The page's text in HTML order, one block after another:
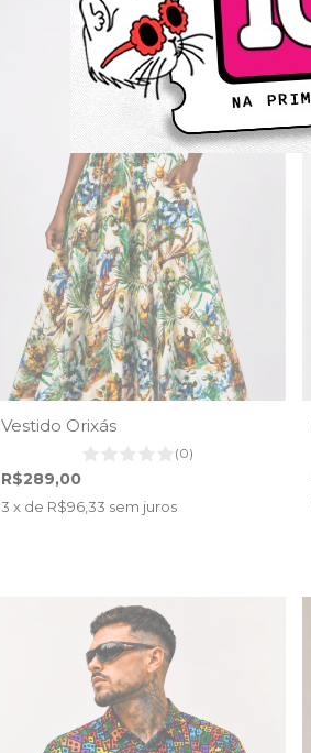
Vestido Orixás
(0)
R$289,00
3 x de R$96,33 sem juros